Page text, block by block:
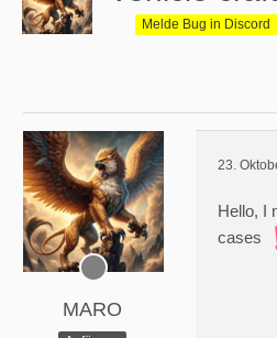
Melde Bug in Discord
MARO
23.
Hello, I
cases